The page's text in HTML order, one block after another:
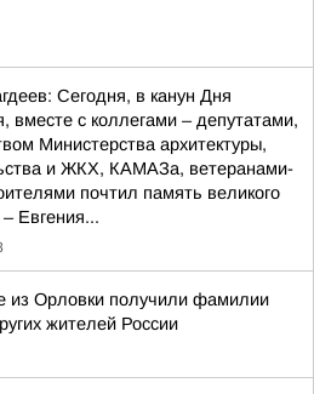
Сегодня, в канун Дня
вместе с коллегами – депутатами,
Министерства архитектуры,
и ЖКХ, КАМАЗа, ветеранами-
почтил память великого
Евгения...
из Орловки получили фамилии
жителей России